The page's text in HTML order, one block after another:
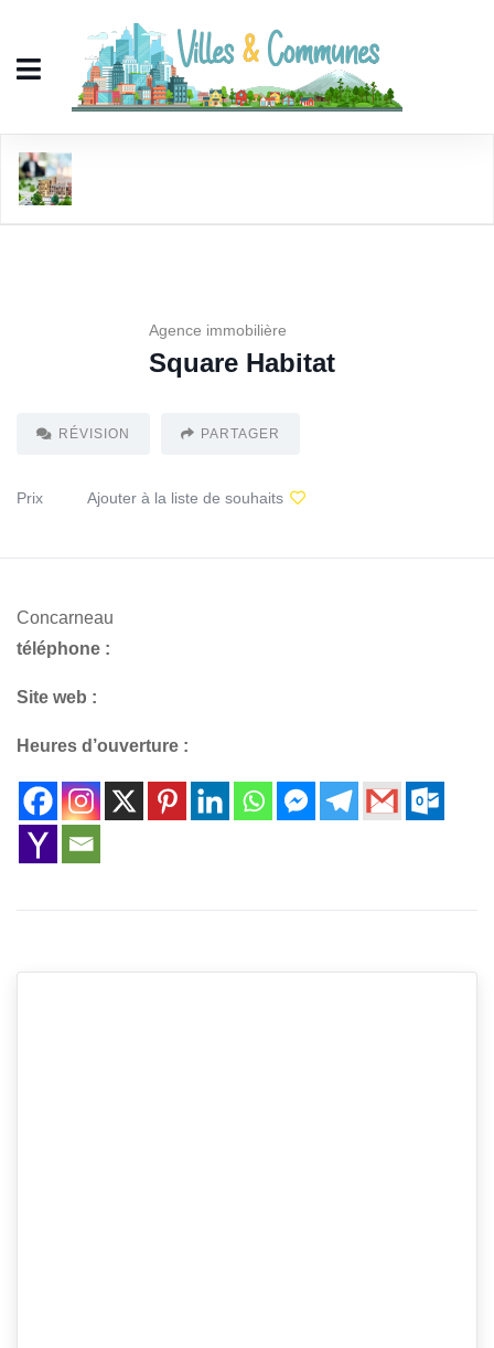
Agence immobilière
Square Habitat
RÉVISION PARTAGER
Prix Ajouter à la liste de souhaits
Concarneau
téléphone :
Site web :
Heures d’ouverture :